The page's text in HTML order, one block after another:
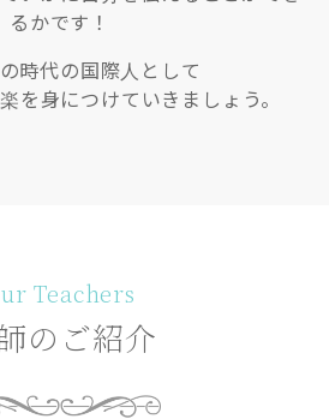
るかです！
時代の国際人として
を身につけていきましょう。
Teachers
のご紹介